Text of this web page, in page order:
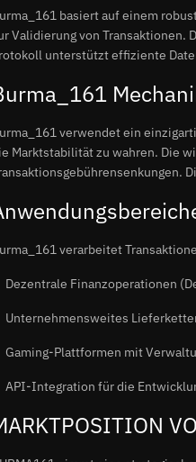
basiert auf einem
Validierung von Transaktionen.
unterstützt effiziente
verwendet ein
Marktstabilität zu wahren. Die
verarbeitet
Dezentrale Finanzoperationen
Unternehmensweites
Gaming-Plattformen mit
API-Integration für die